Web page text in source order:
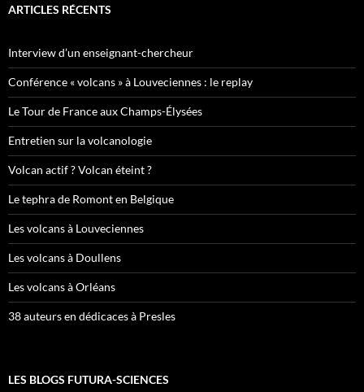
ARTICLES RÉCENTS
Interview d’un enseignant-chercheur
Conférence « volcans » à Louveciennes : le replay
Le Tour de France aux Champs-Élysées
Entretien sur la volcanologie
Volcan actif ? Volcan éteint ?
Le tephra de Romont en Belgique
Les volcans à Louveciennes
Les volcans à Doullens
Les volcans à Orléans
38 auteurs en dédicaces à Presles
LES BLOGS FUTURA-SCIENCES